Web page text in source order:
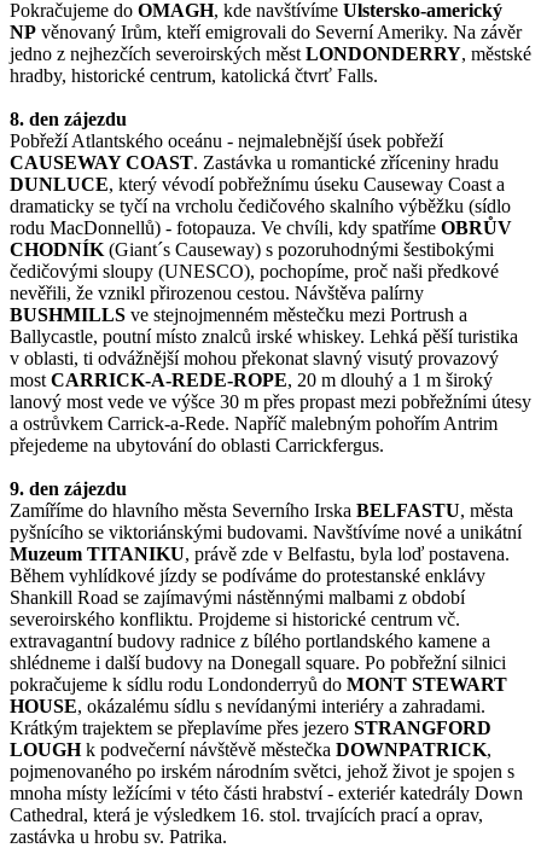
Pokračujeme do OMAGH, kde navštívíme Ulstersko-americký
NP věnovaný Irům, kteří emigrovali do Severní Ameriky. Na závěr
jedno z nejhezčích severoirských měst LONDONDERRY, městské
hradby, historické centrum, katolická čtvrť Falls.
8. den zájezdu
Pobřeží Atlantského oceánu - nejmalebnější úsek pobřeží
CAUSEWAY COAST. Zastávka u romantické zříceniny hradu
DUNLUCE, který vévodí pobřežnímu úseku Causeway Coast a
dramaticky se tyčí na vrcholu čedičového skalního výběžku (sídlo
rodu MacDonnellů) - fotopauza. Ve chvíli, kdy spatříme OBRŮV
CHODNÍK (Giant´s Causeway) s pozoruhodnými šestibokými
čedičovými sloupy (UNESCO), pochopíme, proč naši předkové
nevěřili, že vznikl přirozenou cestou. Návštěva palírny
BUSHMILLS ve stejnojmenném městečku mezi Portrush a
Ballycastle, poutní místo znalců irské whiskey. Lehká pěší turistika
v oblasti, ti odvážnější mohou překonat slavný visutý provazový
most CARRICK-A-REDE-ROPE, 20 m dlouhý a 1 m široký
lanový most vede ve výšce 30 m přes propast mezi pobřežními útesy
a ostrůvkem Carrick-a-Rede. Napříč malebným pohořím Antrim
přejedeme na ubytování do oblasti Carrickfergus.
9. den zájezdu
Zamíříme do hlavního města Severního Irska BELFASTU, města
pyšnícího se viktoriánskými budovami. Navštívíme nové a unikátní
Muzeum TITANIKU, právě zde v Belfastu, byla loď postavena.
Během vyhlídkové jízdy se podíváme do protestanské enklávy
Shankill Road se zajímavými nástěnnými malbami z období
severoirského konfliktu. Projdeme si historické centrum vč.
extravagantní budovy radnice z bílého portlandského kamene a
shlédneme i další budovy na Donegall square. Po pobřežní silnici
pokračujeme k sídlu rodu Londonderryů do MONT STEWART
HOUSE, okázalému sídlu s nevídanými interiéry a zahradami.
Krátkým trajektem se přeplavíme přes jezero STRANGFORD
LOUGHk podvečerní návštěvě městečka DOWNPATRICK,
pojmenovaného po irském národním světci, jehož život je spojen s
mnoha místy ležícími v této části hrabství - exteriér katedrály Down
Cathedral, která je výsledkem 16. stol. trvajících prací a oprav,
zastávka u hrobu sv. Patrika.